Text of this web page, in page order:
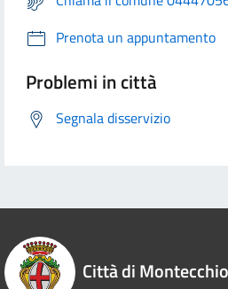
Prenota un appuntamento
Problemi in città
Segnala disservizio
Città di